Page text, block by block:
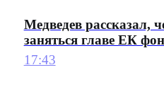
Медведев рассказал,
заняться главе ЕК
17:43